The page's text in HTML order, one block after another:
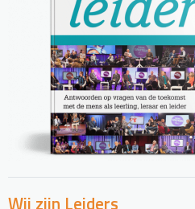
Wij zijn Leiders